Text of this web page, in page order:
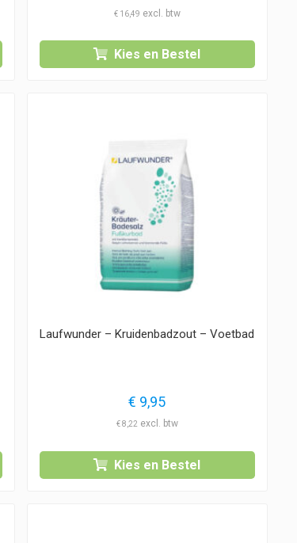
€16,49
Kies en Bestel
Laufwunder – Kruidenbadzout – Voetbad
€ 9,95
€8,22
Kies en Bestel